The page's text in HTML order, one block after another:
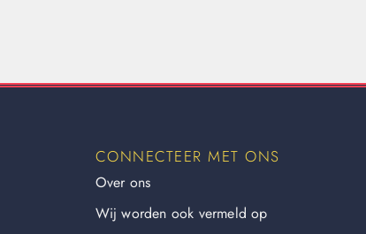
CONNECTEER MET ONS
Over ons
Wij worden ook vermeld op